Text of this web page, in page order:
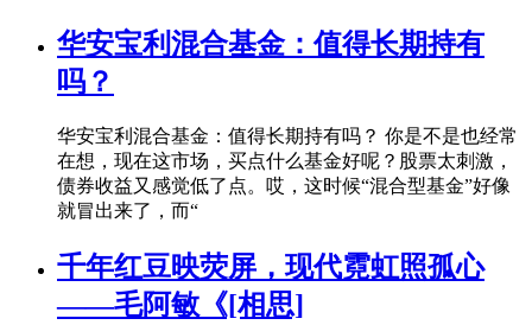
华安宝利混合基金：值得长期持有
吗？
华安宝利混合基金：值得长期持有吗？ 你是不是也经常
在想，现在这市场，买点什么基金好呢？股票太刺激，
债券收益又感觉低了点。哎，这时候“混合型基金”好像
就冒出来了，而“
千年红豆映荧屏，现代霓虹照孤心
——毛阿敏《[相思]